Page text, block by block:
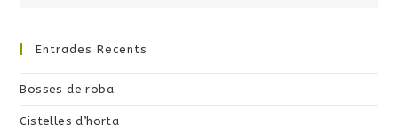
Entrades Recents
Bosses de roba
Cistelles d’horta